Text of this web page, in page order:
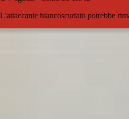
L'attaccante biancoscudato potrebbe